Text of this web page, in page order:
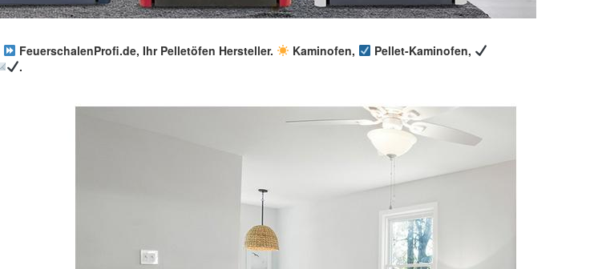
FeuerschalenProfi.de, Ihr Pelletöfen Hersteller. Kaminofen,
Pellet-Kaminofen,
.